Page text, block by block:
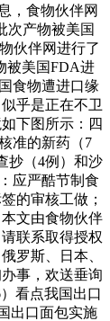
，食物伙伴网
次产物被美国
伙伴网进行了
被美国FDA进
食物遭进口缘
乎是正在不卫
下图所示：四
准的新药（7
抄（4例）和沙
应严酷节制食
的审核工做；
文由食物伙伴
联系取得授权
罗斯、日本、
事，欢送垂询
看点我国出口
出口面包实施